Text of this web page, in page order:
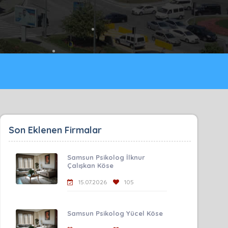
Son Eklenen Firmalar
Samsun Psikolog İlknur
Çalışkan Köse
15.07.2026 105
Samsun Psikolog Yücel Köse